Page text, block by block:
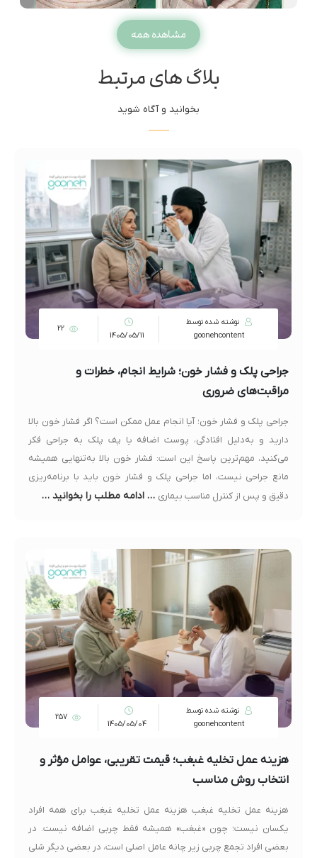
مشاهده همه
بلاگ های مرتبط
بخوانید و آگاه شوید
نوشته شده توسط
goonehcontent
1405/05/11
22
جراحی پلک و فشار خون؛ شرایط انجام، خطرات و
مراقبت‌های ضروری
جراحی پلک و فشار خون؛ آیا انجام عمل ممکن است؟ اگر فشار خون بالا
دارید و به‌دلیل افتادگی، پوست اضافه یا پف پلک به جراحی فکر
می‌کنید، مهم‌ترین پاسخ این است: فشار خون بالا به‌تنهایی همیشه
مانع جراحی نیست، اما جراحی پلک و فشار خون باید با برنامه‌ریزی
دقیق و پس از کنترل مناسب بیماری … ادامه مطلب را بخوانید …
نوشته شده توسط
goonehcontent
1405/05/04
257
هزینه عمل تخلیه غبغب؛ قیمت تقریبی، عوامل مؤثر و
انتخاب روش مناسب
هزینه عمل تخلیه غبغب هزینه عمل تخلیه غبغب برای همه افراد
یکسان نیست؛ چون «غبغب» همیشه فقط چربی اضافه نیست. در
بعضی افراد تجمع چربی زیر چانه عامل اصلی است، در بعضی دیگر شلی